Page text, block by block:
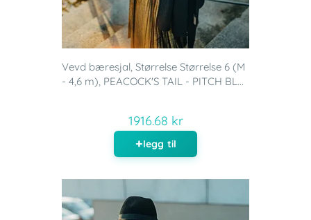
Vevd bæresjal, Størrelse Størrelse 6 (M
- 4,6 m), PEACOCK'S TAIL - PITCH BL...
1916.68 kr
legg til